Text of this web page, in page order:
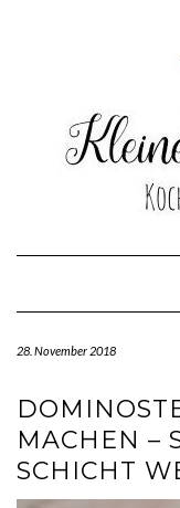
28. November 2018
MACHEN –
SCHICHT